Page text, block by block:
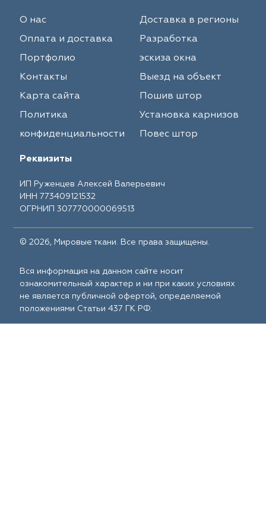
О нас
Оплата и доставка
Портфолио
Контакты
Карта сайта
Политика
конфиденциальности
Доставка в регионы
Разработка
эскиза окна
Выезд на объект
Пошив штор
Установка карнизов
Повес штор
Реквизиты
ИП Руженцев Алексей Валерьевич
ИНН 773409121532
ОГРНИП 307770000069513
© 2026, Мировые ткани. Все права защищены.
Вся информация на данном сайте носит
ознакомительный характер и ни при каких условиях
не является публичной офертой, определяемой
положениями Статьи 437 ГК РФ.